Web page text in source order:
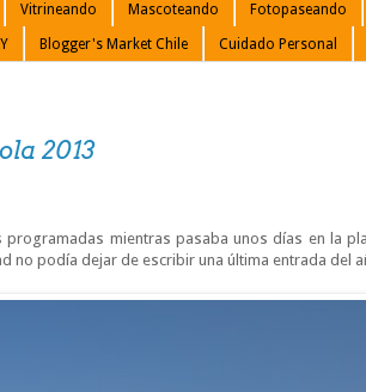
Vitrineando Mascoteando Fotopaseando
Blogger's Market Chile Cuidado Personal
2013
mientras pasaba unos días en la
no podía dejar de escribir una última entrada del